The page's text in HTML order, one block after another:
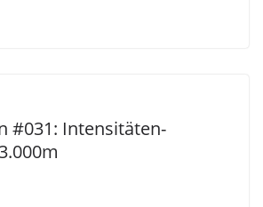
#031: Intensitäten-